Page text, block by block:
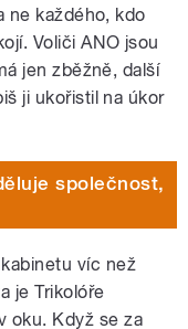
ne každého, kdo
Voliči ANO jsou
jen zběžně, další
ji ukořistil na úkor
společnost,
víc než
je Trikolóře
oku. Když se za